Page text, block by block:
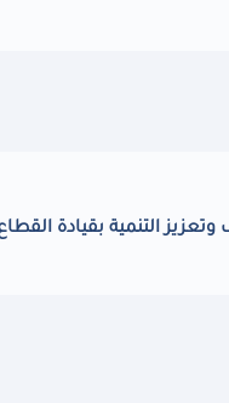
التنمية بقيادة